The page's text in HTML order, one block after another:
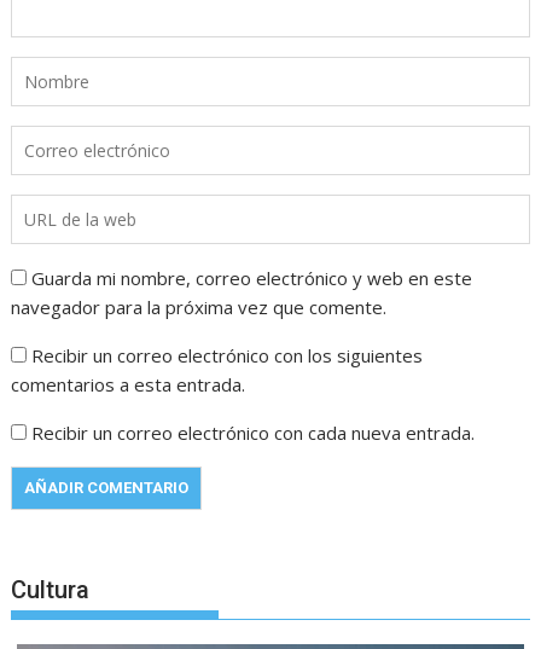
Guarda mi nombre, correo electrónico y web en este
navegador para la próxima vez que comente.
Recibir un correo electrónico con los siguientes
comentarios a esta entrada.
Recibir un correo electrónico con cada nueva entrada.
Cultura